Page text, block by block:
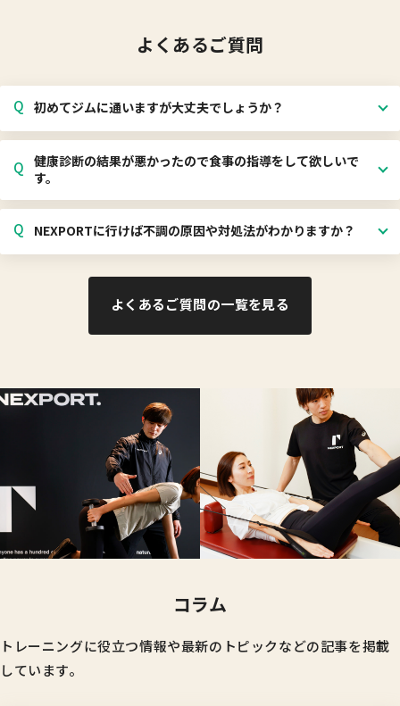
よくあるご質問
Q 初めてジムに通いますが大丈夫でしょうか？
Q 健康診断の結果が悪かったので食事の指導をして欲しいで
す。
Q NEXPORTに行けば不調の原因や対処法がわかりますか？
よくあるご質問の一覧を見る
コラム
トレーニングに役立つ情報や最新のトピックなどの記事を掲載
しています。